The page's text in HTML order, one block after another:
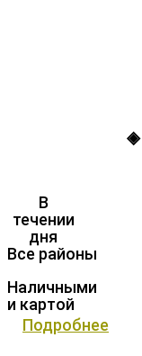
◈
В
течении
дня
Все районы
Наличными
и картой
Подробнее